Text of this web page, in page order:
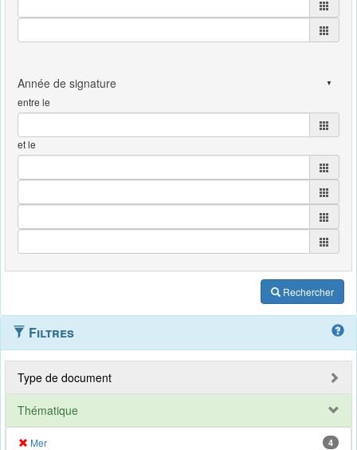
entre le
et le
Rechercher
Filtres
Type de document
Thématique
Mer 4